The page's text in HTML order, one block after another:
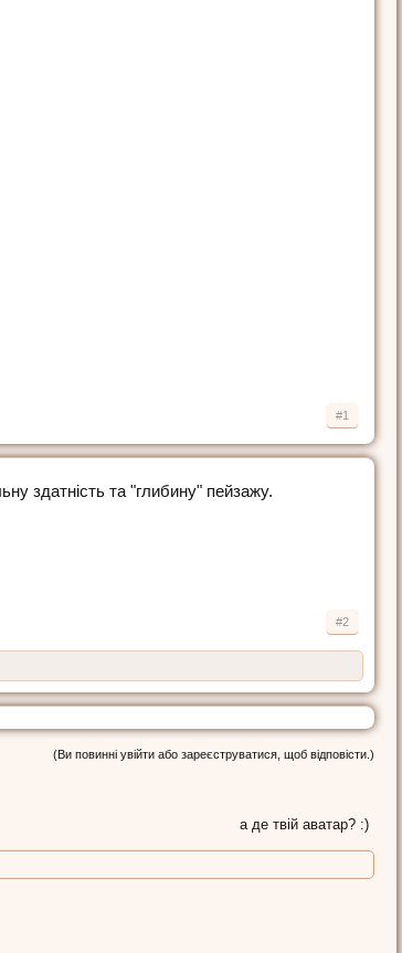
#1
здатність та "глибину" пейзажу.
#2
(Ви повинні увійти або зареєструватися, щоб відповісти.)
а де твій аватар? :)